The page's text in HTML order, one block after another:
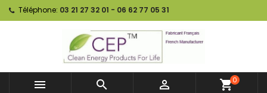
Téléphone: 03 21 27 32 01 - 06 62 77 05 31
   shopping_cart0